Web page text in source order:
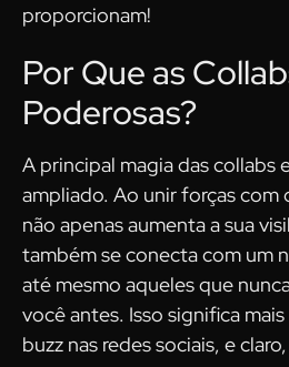
proporcionam!
Por Que as
Poderosas?
A principal magia das collabs
ampliado. Ao unir forças com
não apenas aumenta a sua
também se conecta com um
até mesmo aqueles que
você antes. Isso significa
buzz nas redes sociais, e